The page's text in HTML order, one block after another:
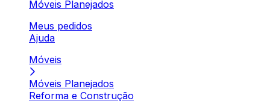
Móveis Planejados
Meus pedidos
Ajuda
Móveis
Móveis Planejados
Reforma e Construção